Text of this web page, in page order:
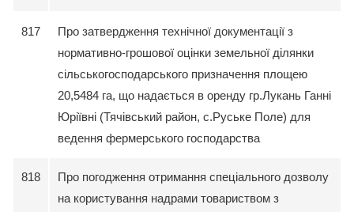
817
Про затвердження технічної документації з
нормативно-грошової оцінки земельної ділянки
сільськогосподарського призначення площею
20,5484 га, що надається в оренду гр.Лукань Ганні
Юріївні (Тячівський район, с.Руське Поле) для
ведення фермерського господарства
818
Про погодження отримання спеціального дозволу
на користування надрами товариством з